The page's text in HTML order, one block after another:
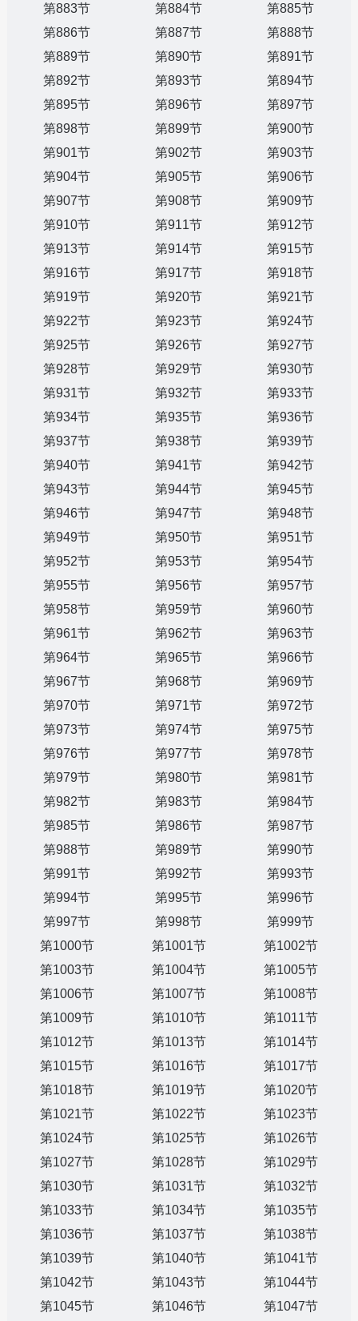
第883节
第884节
第885节
第886节
第887节
第888节
第889节
第890节
第891节
第892节
第893节
第894节
第895节
第896节
第897节
第898节
第899节
第900节
第901节
第902节
第903节
第904节
第905节
第906节
第907节
第908节
第909节
第910节
第911节
第912节
第913节
第914节
第915节
第916节
第917节
第918节
第919节
第920节
第921节
第922节
第923节
第924节
第925节
第926节
第927节
第928节
第929节
第930节
第931节
第932节
第933节
第934节
第935节
第936节
第937节
第938节
第939节
第940节
第941节
第942节
第943节
第944节
第945节
第946节
第947节
第948节
第949节
第950节
第951节
第952节
第953节
第954节
第955节
第956节
第957节
第958节
第959节
第960节
第961节
第962节
第963节
第964节
第965节
第966节
第967节
第968节
第969节
第970节
第971节
第972节
第973节
第974节
第975节
第976节
第977节
第978节
第979节
第980节
第981节
第982节
第983节
第984节
第985节
第986节
第987节
第988节
第989节
第990节
第991节
第992节
第993节
第994节
第995节
第996节
第997节
第998节
第999节
第1000节
第1001节
第1002节
第1003节
第1004节
第1005节
第1006节
第1007节
第1008节
第1009节
第1010节
第1011节
第1012节
第1013节
第1014节
第1015节
第1016节
第1017节
第1018节
第1019节
第1020节
第1021节
第1022节
第1023节
第1024节
第1025节
第1026节
第1027节
第1028节
第1029节
第1030节
第1031节
第1032节
第1033节
第1034节
第1035节
第1036节
第1037节
第1038节
第1039节
第1040节
第1041节
第1042节
第1043节
第1044节
第1045节
第1046节 第1047节